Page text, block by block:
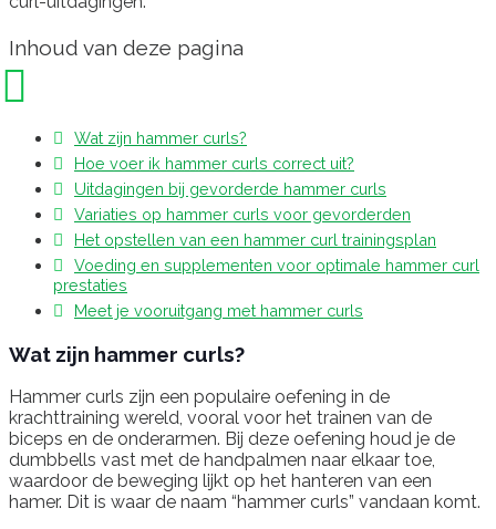
Inhoud van deze pagina
Wat zijn hammer curls?
Hoe voer ik hammer curls correct uit?
Uitdagingen bij gevorderde hammer curls
Variaties op hammer curls voor gevorderden
Het opstellen van een hammer curl trainingsplan
Voeding en supplementen voor optimale hammer curl
prestaties
Meet je vooruitgang met hammer curls
Wat zijn hammer curls?
Hammer curls zijn een populaire oefening in de
krachttraining wereld, vooral voor het trainen van de
biceps en de onderarmen. Bij deze oefening houd je de
dumbbells vast met de handpalmen naar elkaar toe,
waardoor de beweging lijkt op het hanteren van een
hamer. Dit is waar de naam “hammer curls” vandaan komt.